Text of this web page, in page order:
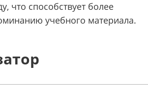
что способствует более
учебного материала.